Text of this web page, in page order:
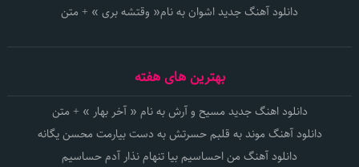
دانلود آهنگ جدید اشوان به نام« وقتشه بری » + متن
بهترین های هفته
دانلود اهنگ جدید مسیح و آرش به نام « آخر بهار » + متن
دانلود آهنگ موند به قلبم حسرتش به دست بیارمت محسن یگانه
دانلود آهنگ من احساسیم بیا تنهام نذار آدم حساسیم